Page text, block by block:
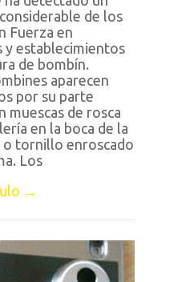
de los
Fuerza en
y establecimientos
de bombín.
aparecen
por su parte
muescas de rosca
en la boca de la
o tornillo enroscado
Los
→